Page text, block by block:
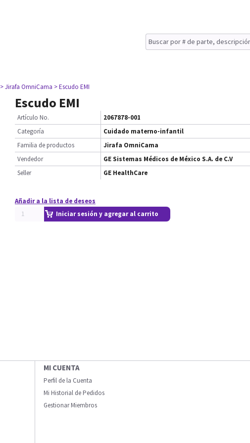
> Jirafa OmniCama > Escudo EMI
Escudo EMI
Artículo No.
2067878-001
Categoría
Cuidado materno-infantil
Familia de productos
Jirafa OmniCama
Vendedor
GE Sistemas Médicos de México S.A. de C.V
Seller
GE HealthCare
Añadir a la lista de deseos
Iniciar sesión y agregar al carrito
MI CUENTA
Perfil de la Cuenta
Mi Historial de Pedidos
Gestionar Miembros